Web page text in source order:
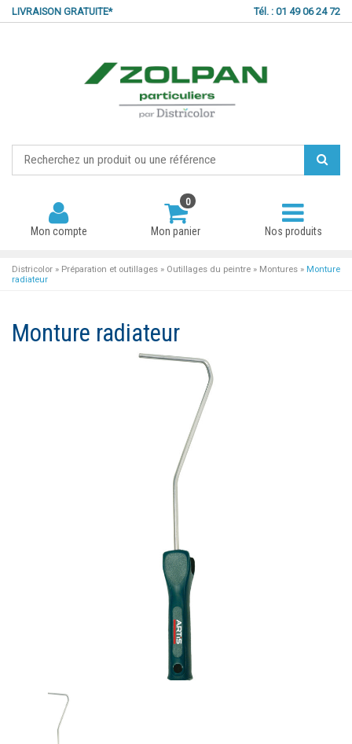
LIVRAISON GRATUITE* Tél. : 01 49 06 24 72
Mon compte
Ouvrir un compte
0
Mon panier Nos produits
Districolor » Préparation et outillages » Outillages du peintre » Montures » Monture
radiateur
Monture radiateur